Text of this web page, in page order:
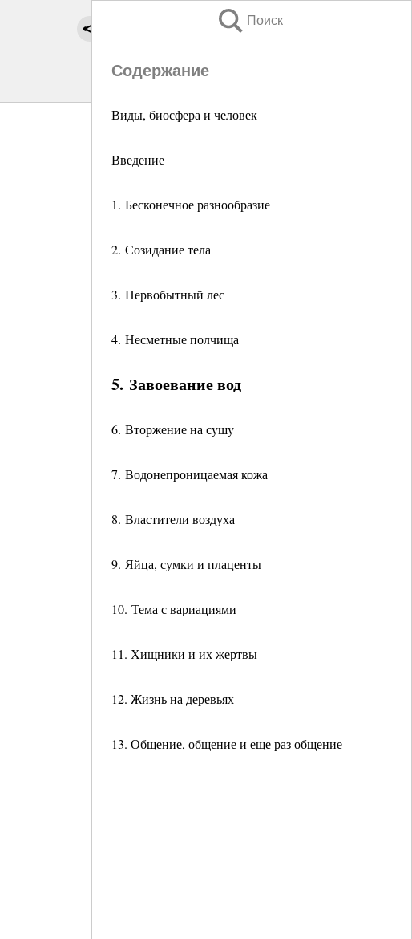
Поиск
Содержание
Виды, биосфера и человек
Введение
1. Бесконечное разнообразие
2. Созидание тела
3. Первобытный лес
4. Несметные полчища
5. Завоевание вод
6. Вторжение на сушу
7. Водонепроницаемая кожа
8. Властители воздуха
9. Яйца, сумки и плаценты
10. Тема с вариациями
11. Хищники и их жертвы
12. Жизнь на деревьях
13. Общение, общение и еще раз общение